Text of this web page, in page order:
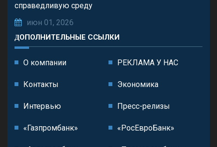
справедливую среду
июн 01, 2026
ДОПОЛНИТЕЛЬНЫЕ ССЫЛКИ
О компании РЕКЛАМА У НАС
Контакты Экономика
Интервью Пресс-релизы
«Газпромбанк» «РосЕвроБанк»